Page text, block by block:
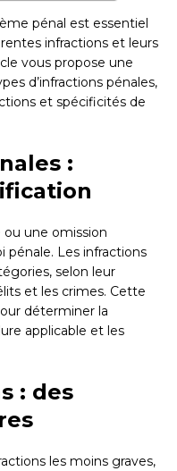
pénal est essentiel
infractions et leurs
vous propose une
d’infractions pénales,
et spécificités de
:
une omission
pénale. Les infractions
selon leur
et les crimes. Cette
déterminer la
applicable et les
: des
les moins graves,